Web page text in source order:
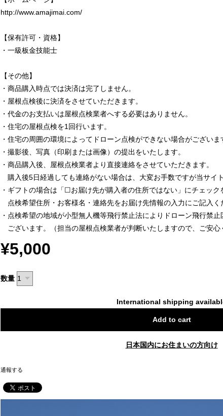
http://www.amajimai.com/
【保有許可・資格】
・一級板金技能士
【その他】
・商品購入時点では決済は完了しません。
・屋根点検後に決済をさせていただきます。
・代金のお支払いは屋根点検業者へする必要はありません。
・住宅の屋根点検を1回行います。
・住宅の周囲の環境によってドローン点検ができない場合がございま
・撮影後、写真（印刷または画像）の提出をいたします。
・商品購入後、屋根点検業者より直接連絡をさせていただきます。
購入後5日経過しても連絡がない場合は、大変お手数ですが当サイ
・ギフトの場合は「☐お届け先が購入者の住所ではない」にチェック
点検希望住所・お客様名・連絡先をお届け先情報の入力にご記入く
・点検希望の地域が小型無人機等飛行禁止法によりドローン飛行禁
ございます。（担当の屋根点検業者が判断いたしますので、ご安心
¥5,000
数量
International shipping
Add to cart
日本国内にお住まいの方向け
通報する